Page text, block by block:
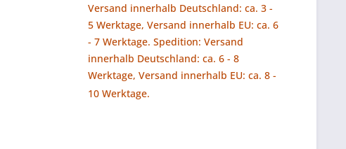
Versand innerhalb Deutschland: ca. 3 -
5 Werktage, Versand innerhalb EU: ca. 6
- 7 Werktage. Spedition: Versand
innerhalb Deutschland: ca. 6 - 8
Werktage, Versand innerhalb EU: ca. 8 -
10 Werktage.